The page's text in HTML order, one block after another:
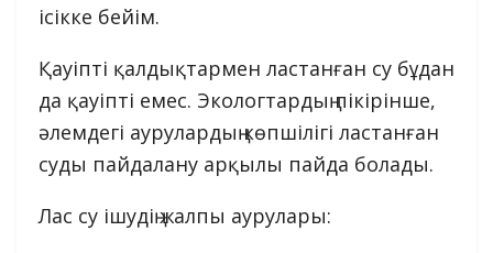
ісікке бейім.
Қауіпті қалдықтармен ластанған су бұдан
да қауіпті емес. Экологтардың пікірінше,
әлемдегі аурулардың көпшілігі ластанған
суды пайдалану арқылы пайда болады.
Лас су ішудің жалпы аурулары: